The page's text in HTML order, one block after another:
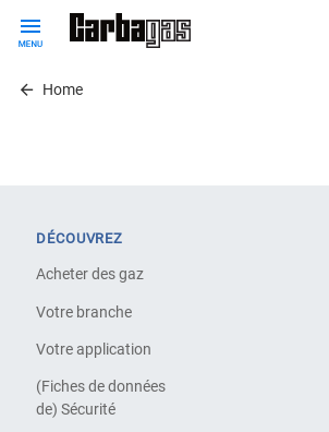
contentHome
DÉCOUVREZ
Acheter des gaz
Votre branche
Votre application
(Fiches de données
de) Sécurité